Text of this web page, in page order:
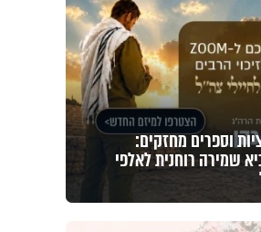
וספרים מחזקים:
שמירה רוחנית לאלפי